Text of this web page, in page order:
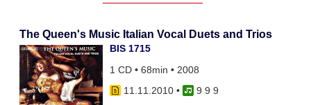
The Queen's Music Italian Vocal Duets and Trios
BIS 1715
1 CD • 68min • 2008
11.11.2010•
9 9 9